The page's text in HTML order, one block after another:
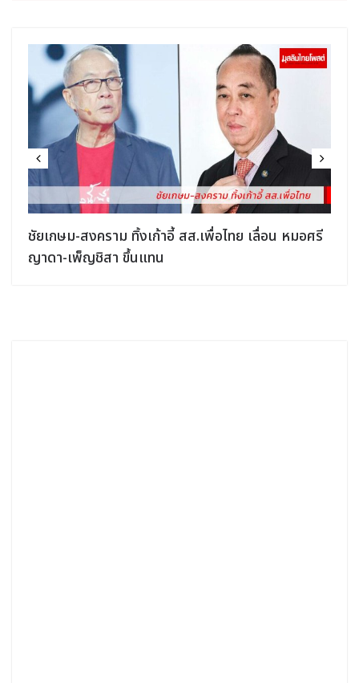
ชัยเกษม-สงคราม ทิ้งเก้าอี้ สส.เพื่อไทย เลื่อน หมอศรี
ญาดา-เพ็ญชิสา ขึ้นแทน